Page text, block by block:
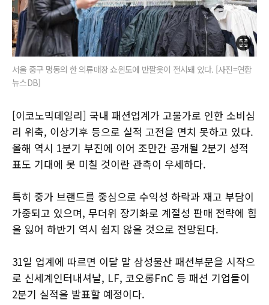
서울 중구 명동의 한 의류매장 쇼윈도에 반팔옷이 전시돼 있다. [사진=연합
뉴스DB]
[이코노믹데일리] 국내 패션업계가 고물가로 인한 소비심
리 위축, 이상기후 등으로 실적 고전을 면치 못하고 있다.
올해 역시 1분기 부진에 이어 조만간 공개될 2분기 성적
표도 기대에 못 미칠 것이란 관측이 우세하다.
특히 중가 브랜드를 중심으로 수익성 하락과 재고 부담이
가중되고 있으며, 무더위 장기화로 계절성 판매 전략에 힘
을 잃어 하반기 역시 쉽지 않을 것으로 전망된다.
31일 업계에 따르면 이달 말 삼성물산 패션부문을 시작으
로 신세계인터내셔날, LF, 코오롱FnC 등 패션 기업들이
2분기 실적을 발표할 예정이다.